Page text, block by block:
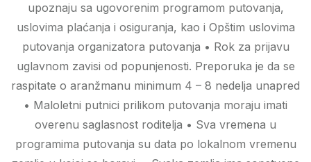
upoznaju sa ugovorenim programom putovanja,
uslovima plaćanja i osiguranja, kao i Opštim uslovima
putovanja organizatora putovanja • Rok za prijavu
uglavnom zavisi od popunjenosti. Preporuka je da se
raspitate o aranžmanu minimum 4 – 8 nedelja unapred
• Maloletni putnici prilikom putovanja moraju imati
overenu saglasnost roditelja • Sva vremena u
programima putovanja su data po lokalnom vremenu